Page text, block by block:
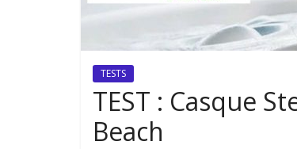
TESTS
TEST : Casque
Beach